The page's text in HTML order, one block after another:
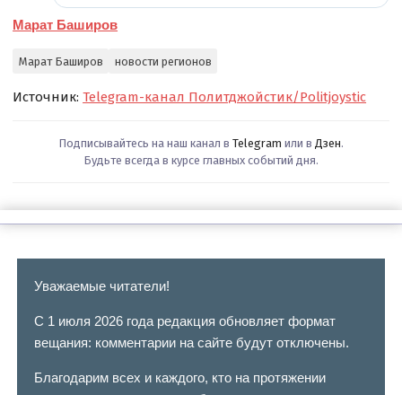
Марат Баширов
Марат Баширов новости регионов
Источник:Telegram-канал Политджойстик/Politjoystic
Подписывайтесь на наш канал в Telegram или в Дзен.
Будьте всегда в курсе главных событий дня.
Уважаемые читатели!
С 1 июля 2026 года редакция обновляет формат
вещания: комментарии на сайте будут отключены.
Благодарим всех и каждого, кто на протяжении